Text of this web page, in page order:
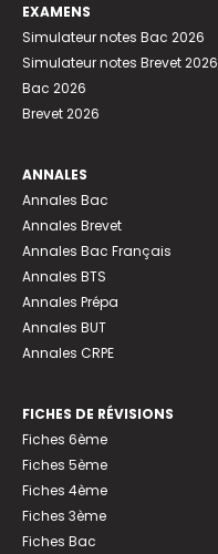
EXAMENS
Simulateur notes Bac 2026
Simulateur notes Brevet 2026
Bac 2026
Brevet 2026
ANNALES
Annales Bac
Annales Brevet
Annales Bac Français
Annales BTS
Annales Prépa
Annales BUT
Annales CRPE
FICHES DE RÉVISIONS
Fiches 6ème
Fiches 5ème
Fiches 4ème
Fiches 3ème
Fiches Bac